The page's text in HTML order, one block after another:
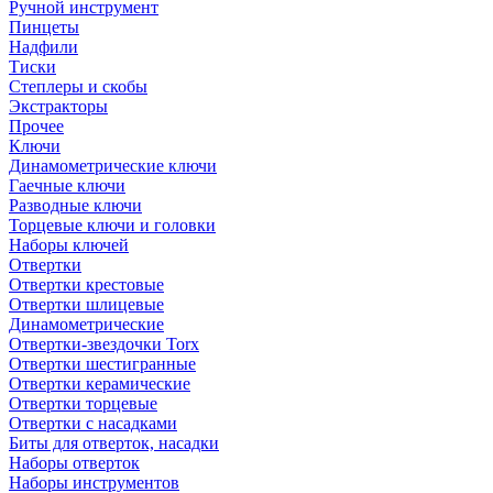
Ручной инструмент
Пинцеты
Надфили
Тиски
Степлеры и скобы
Экстракторы
Прочее
Ключи
Динамометрические ключи
Гаечные ключи
Разводные ключи
Торцевые ключи и головки
Наборы ключей
Отвертки
Отвертки крестовые
Отвертки шлицевые
Динамометрические
Отвертки-звездочки Torx
Отвертки шестигранные
Отвертки керамические
Отвертки торцевые
Отвертки с насадками
Биты для отверток, насадки
Наборы отверток
Наборы инструментов